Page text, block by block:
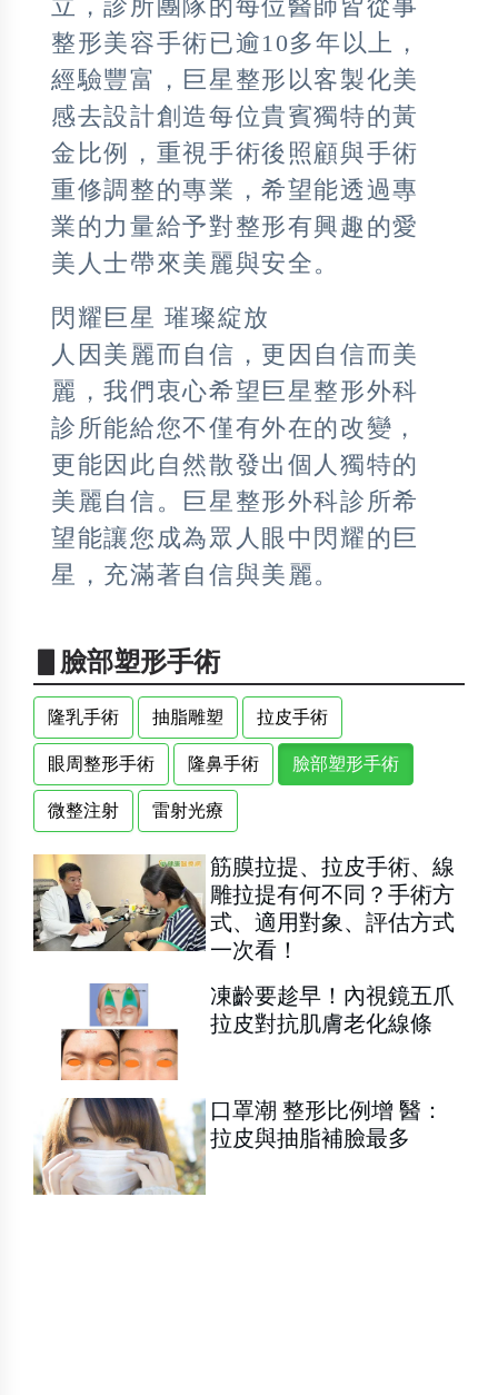
立，診所團隊的每位醫師皆從事
整形美容手術已逾10多年以上，
經驗豐富，巨星整形以客製化美
感去設計創造每位貴賓獨特的黃
金比例，重視手術後照顧與手術
重修調整的專業，希望能透過專
業的力量給予對整形有興趣的愛
美人士帶來美麗與安全。
閃耀巨星 璀璨綻放
人因美麗而自信，更因自信而美
麗，我們衷心希望巨星整形外科
診所能給您不僅有外在的改變，
更能因此自然散發出個人獨特的
美麗自信。巨星整形外科診所希
望能讓您成為眾人眼中閃耀的巨
星，充滿著自信與美麗。
▋臉部塑形手術
隆乳手術 抽脂雕塑 拉皮手術
眼周整形手術 隆鼻手術 臉部塑形手術
微整注射 雷射光療
筋膜拉提、拉皮手術、線
雕拉提有何不同？手術方
式、適用對象、評估方式
一次看！
凍齡要趁早！內視鏡五爪
拉皮對抗肌膚老化線條
口罩潮 整形比例增 醫：
拉皮與抽脂補臉最多